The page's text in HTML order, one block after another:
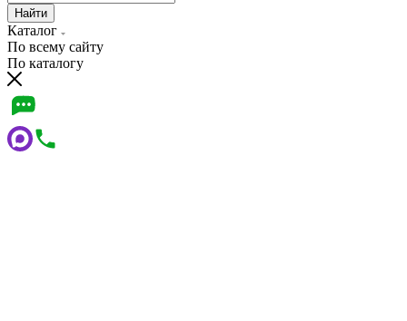
Найти
Каталог
По всему сайту
По каталогу